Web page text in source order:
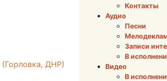
ДНР)
Контакты
Аудио
Песни
Записи
В
Видео
В